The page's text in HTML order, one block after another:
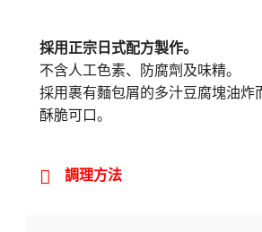
採用正宗日式配方製作。
不含人工色素、防腐劑及味精。
採用裹有麵包屑的多汁豆腐塊油炸
酥脆可口。
調理方法